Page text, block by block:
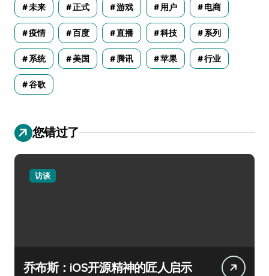
未来 正式 游戏 用户 电商
疫情 百度 直播 科技 系列
系统 美国 腾讯 苹果 行业
谷歌
您错过了
访谈
乔布斯：iOS开源精神的匠人启示